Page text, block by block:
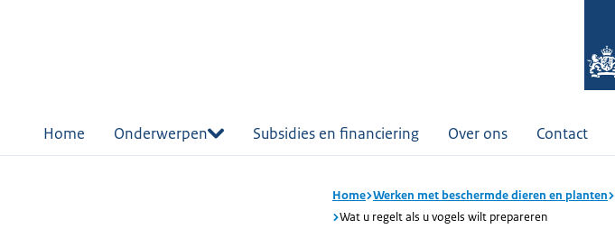
Home Onderwerpen Subsidies en financiering Over ons Contact
Home Werken met beschermde dieren en planten
Wat u regelt als u vogels wilt prepareren